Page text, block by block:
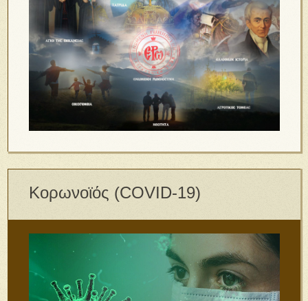
Κορωνοϊός (COVID-19)